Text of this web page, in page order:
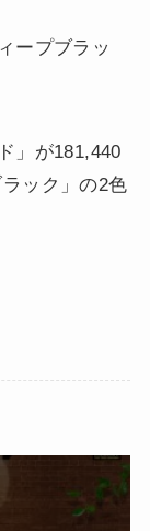
ープブラッ
」が181,440
ック」の2色